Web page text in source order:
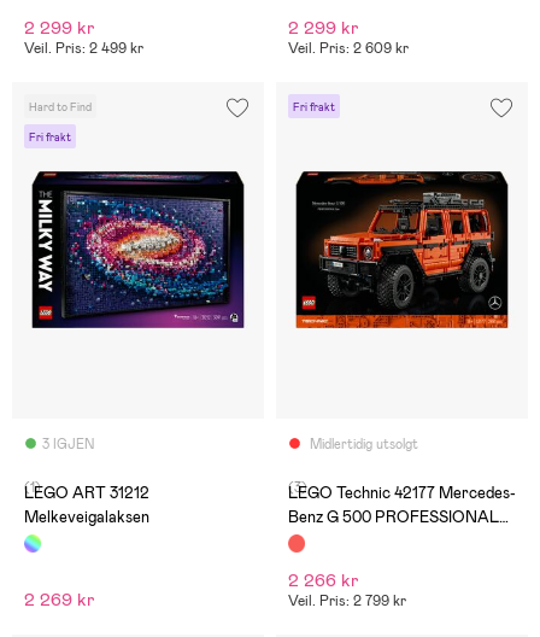
2 299 kr
Veil. Pris: 2 499 kr
2 299 kr
Veil. Pris: 2 609 kr
Hard to Find
Fri frakt
3 IGJEN
(1)
LEGO ART 31212
Melkeveigalaksen
2 269 kr
Fri frakt
Midlertidig utsolgt
(3)
LEGO Technic 42177 Mercedes-
Benz G 500 PROFESSIONAL
Line
2 266 kr
Veil. Pris: 2 799 kr